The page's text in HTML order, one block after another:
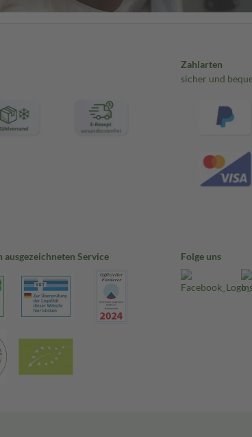
Zahlarten
sicher und
Service Folge uns